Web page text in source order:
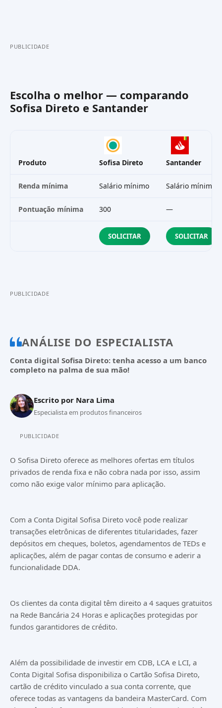
PUBLICIDADE
Escolha o melhor — comparando
Sofisa Direto e Santander
Produto Sofisa Direto Santander
Renda mínima Salário mínimo Salário mínimo
Pontuação mínima 300 —
SOLICITAR SOLICITAR
PUBLICIDADE
ANÁLISE DO ESPECIALISTA
Conta digital Sofisa Direto: tenha acesso a um banco
completo na palma de sua mão!
Escrito por Nara Lima
Especialista em produtos financeiros
PUBLICIDADE
O Sofisa Direto oferece as melhores ofertas em títulos
privados de renda fixa e não cobra nada por isso, assim
como não exige valor mínimo para aplicação.
Com a Conta Digital Sofisa Direto você pode realizar
transações eletrônicas de diferentes titularidades, fazer
depósitos em cheques, boletos, agendamentos de TEDs e
aplicações, além de pagar contas de consumo e aderir a
funcionalidade DDA.
Os clientes da conta digital têm direito a 4 saques gratuitos
na Rede Bancária 24 Horas e aplicações protegidas por
fundos garantidores de crédito.
Além da possibilidade de investir em CDB, LCA e LCI, a
Conta Digital Sofisa disponibiliza o Cartão Sofisa Direto,
cartão de crédito vinculado a sua conta corrente, que
oferece todas as vantagens da bandeira MasterCard. Com